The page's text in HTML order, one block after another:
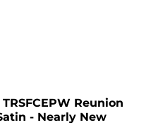
Reunion
- Nearly New